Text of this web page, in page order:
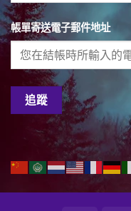
帳單寄送電子郵件地址
追蹤